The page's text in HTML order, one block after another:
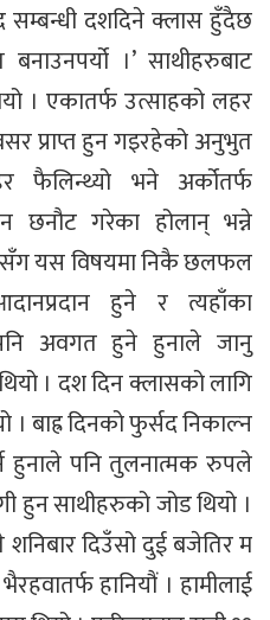
सम्बन्धी दशदिने क्लास हुँदैछ
।’ साथीहरुबाट
। एकातर्फ उत्साहको लहर
प्राप्त हुन गइरहेको अनुभुत
फैलिन्थ्यो भने अर्कोतर्फ
छनौट गरेका होलान् भन्ने
यस विषयमा निकै छलफल
हुने र त्यहाँका
अवगत हुने हुनाले जानु
। दश दिन क्लासको लागि
। बाह्र दिनको फुर्सद निकाल्न
हुनाले पनि तुलनात्मक रुपले
हुन साथीहरुको जोड थियो ।
दिउँसो दुई बजेतिर म
हानियौं । हामीलाई